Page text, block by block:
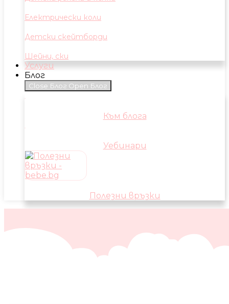
Електрически коли
Детски скейтборди
Шейни, ски
Услуги
Блог
Close Блог Open Блог
Към блога
Уебинари
Полезни връзки